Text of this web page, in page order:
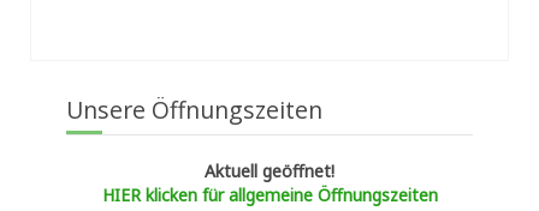
Unsere Öffnungszeiten
Aktuell geöffnet!
HIER klicken für allgemeine Öffnungszeiten